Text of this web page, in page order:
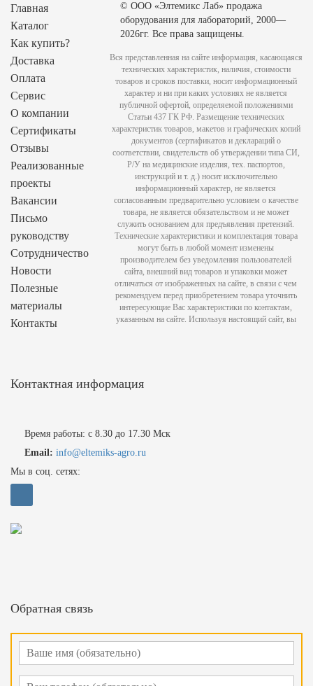
Главная
Каталог
Как купить?
Доставка
Оплата
Сервис
О компании
Сертификаты
Отзывы
Реализованные
проекты
Вакансии
Письмо
руководству
Сотрудничество
Новости
Полезные
материалы
Контакты
Контактная информация
Время работы: с 8.30 до 17.30 Мск
Email: info@eltemiks-agro.ru
Мы в соц. сетях:
Обратная связь
© ООО «Элтемикс Лаб» продажа
оборудования для лабораторий, 2000—
2026гг. Все права защищены.
Вся представленная на сайте информация, касающаяся
технических характеристик, наличия, стоимости
товаров и сроков поставки, носит информационный
характер и ни при каких условиях не является
публичной офертой, определяемой положениями
Статьи 437 ГК РФ. Размещение технических
характеристик товаров, макетов и графических копий
документов (сертификатов и деклараций о
соответствии, свидетельств об утверждении типа СИ,
Р/У на медицинские изделия, тех. паспортов,
инструкций и т. д.) носит исключительно
информационный характер, не является
согласованным предварительно условием о качестве
товара, не является обязательством и не может
служить основанием для предъявления претензий.
Технические характеристики и комплектация товара
могут быть в любой момент изменены
производителем без уведомления пользователей
сайта, внешний вид товаров и упаковки может
отличаться от изображенных на сайте, в связи с чем
рекомендуем перед приобретением товара уточнить
интересующие Вас характеристики по контактам,
указанным на сайте. Используя настоящий сайт, вы